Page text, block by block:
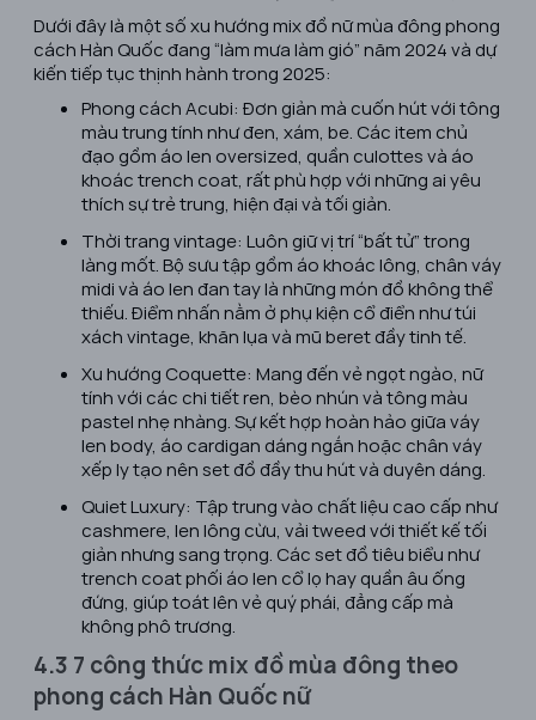
Dưới đây là một số xu hướng mix đồ nữ mùa đông phong
cách Hàn Quốc đang “làm mưa làm gió” năm 2024 và dự
kiến tiếp tục thịnh hành trong 2025:
Phong cách Acubi: Đơn giản mà cuốn hút với tông
màu trung tính như đen, xám, be. Các item chủ
đạo gồm áo len oversized, quần culottes và áo
khoác trench coat, rất phù hợp với những ai yêu
thích sự trẻ trung, hiện đại và tối giản.
Thời trang vintage: Luôn giữ vị trí “bất tử” trong
làng mốt. Bộ sưu tập gồm áo khoác lông, chân váy
midi và áo len đan tay là những món đồ không thể
thiếu. Điểm nhấn nằm ở phụ kiện cổ điển như túi
xách vintage, khăn lụa và mũ beret đầy tinh tế.
Xu hướng Coquette: Mang đến vẻ ngọt ngào, nữ
tính với các chi tiết ren, bèo nhún và tông màu
pastel nhẹ nhàng. Sự kết hợp hoàn hảo giữa váy
len body, áo cardigan dáng ngắn hoặc chân váy
xếp ly tạo nên set đồ đầy thu hút và duyên dáng.
Quiet Luxury: Tập trung vào chất liệu cao cấp như
cashmere, len lông cừu, vải tweed với thiết kế tối
giản nhưng sang trọng. Các set đồ tiêu biểu như
trench coat phối áo len cổ lọ hay quần âu ống
đứng, giúp toát lên vẻ quý phái, đẳng cấp mà
không phô trương.
4.3 7 công thức mix đồ mùa đông theo
phong cách Hàn Quốc nữ